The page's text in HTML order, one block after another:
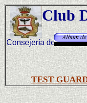
Club
Consejería de Medio
TEST